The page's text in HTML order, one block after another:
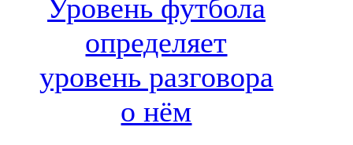
Уровень футбола
определяет
уровень разговора
о нём